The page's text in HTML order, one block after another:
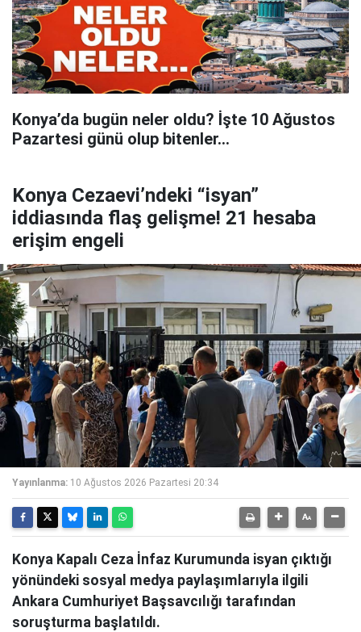
Konya’da bugün neler oldu? İşte 10 Ağustos
Pazartesi günü olup bitenler…
Konya Cezaevi’ndeki “isyan”
iddiasında flaş gelişme! 21 hesaba
erişim engeli
Yayınlanma: 10 Ağustos 2026 Pazartesi 20:34
Konya Kapalı Ceza İnfaz Kurumunda isyan çıktığı
yönündeki sosyal medya paylaşımlarıyla ilgili
Ankara Cumhuriyet Başsavcılığı tarafından
soruşturma başlatıldı.